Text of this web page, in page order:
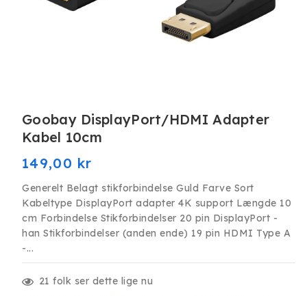
1
modus
Goobay DisplayPort/HDMI Adapter
Kabel 10cm
Normalpris
149,00 kr
Generelt Belagt stikforbindelse Guld Farve Sort
Kabeltype DisplayPort adapter 4K support Længde 10
cm Forbindelse Stikforbindelser 20 pin DisplayPort -
han Stikforbindelser (anden ende) 19 pin HDMI Type A
-...
21 folk ser dette lige nu